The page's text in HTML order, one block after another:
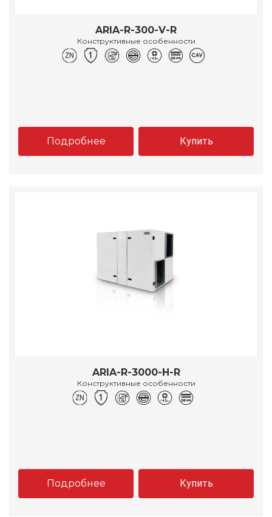
ARIA-R-300-V-R
Конструктивные особенности
Подробнее Купить
ARIA-R-3000-H-R
Конструктивные особенности
Подробнее Купить